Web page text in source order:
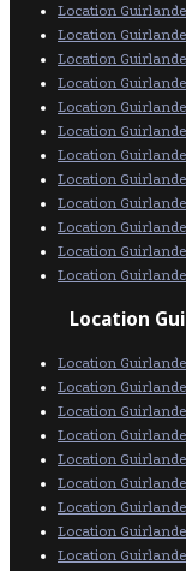
Location Guirlande
Location
Location Guirlande
Location Guirlande
Location Guirlande
Location Guirlande
Location Guirlande
Location Guirlande
Location Guirlande
Location Guirlande
Location
Location Guirlande
Location
Location
Location
Location
Location
Location
Location
Location
Location
Location